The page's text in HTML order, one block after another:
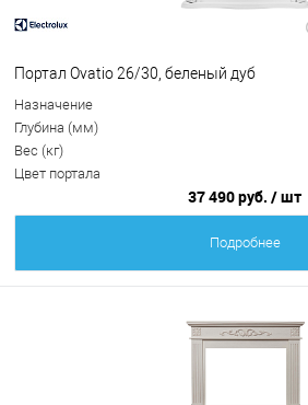
Портал Ovatio 26/30, беленый дуб
Назначение
Глубина (мм)
Вес (кг)
Цвет портала
37 490 руб. / шт
Подробнее